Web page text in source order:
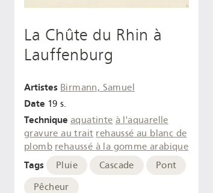
La Chûte du Rhin à
Lauffenburg
Artistes Birmann, Samuel
Date 19 s.
Technique aquatinte à l'aquarelle
gravure au trait rehaussé au blanc de
plomb rehaussé à la gomme arabique
Tags Pluie Cascade
Pont
Pêcheur